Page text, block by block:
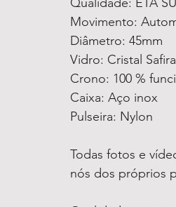
Movimento:
Diâmetro: 45mm
Vidro: Cristal Safira
Crono: 100 %
Caixa: Aço inox
Pulseira: Nylon
Todas fotos e
nós dos próprios